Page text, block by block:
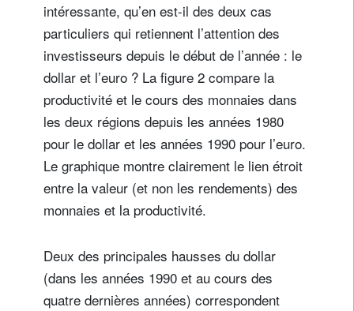
intéressante, qu’en est-il des deux cas
particuliers qui retiennent l’attention des
investisseurs depuis le début de l’année : le
dollar et l’euro ? La figure 2 compare la
productivité et le cours des monnaies dans
les deux régions depuis les années 1980
pour le dollar et les années 1990 pour l’euro.
Le graphique montre clairement le lien étroit
entre la valeur (et non les rendements) des
monnaies et la productivité.
Deux des principales hausses du dollar
(dans les années 1990 et au cours des
quatre dernières années) correspondent